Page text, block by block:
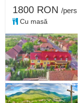
1800 RON /pers
Cu masă